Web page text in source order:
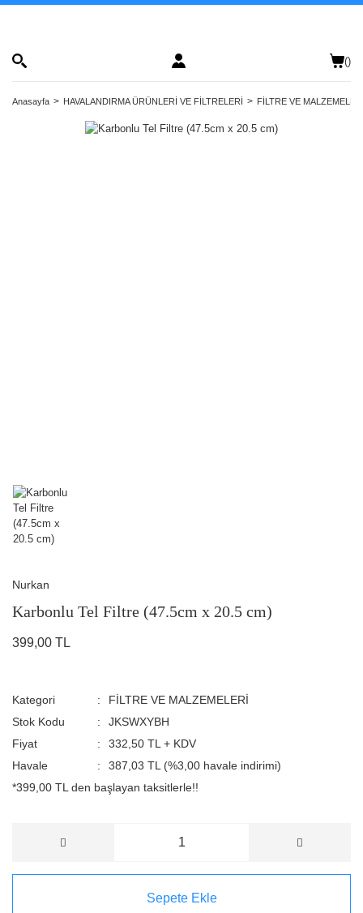
()
Anasayfa HAVALANDIRMA ÜRÜNLERİ VE FİLTRELERİ FİLTRE VE
Nurkan
Karbonlu Tel Filtre (47.5cm x 20.5 cm)
399,00 TL
Kategori
FİLTRE VE MALZEMELERİ
Stok Kodu
JKSWXYBH
Fiyat
332,50 TL + KDV
Havale
387,03 TL (%3,00 havale indirimi)
*399,00 TL den başlayan taksitlerle!!
Sepete Ekle